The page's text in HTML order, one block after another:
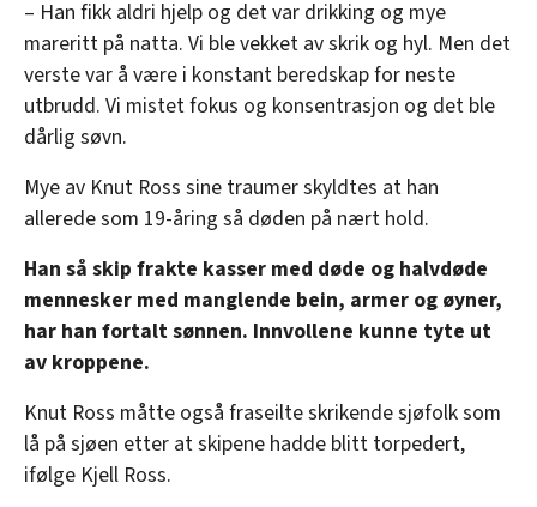
– Han fikk aldri hjelp og det var drikking og mye
mareritt på natta. Vi ble vekket av skrik og hyl. Men det
verste var å være i konstant beredskap for neste
utbrudd. Vi mistet fokus og konsentrasjon og det ble
dårlig søvn.
Mye av Knut Ross sine traumer skyldtes at han
allerede som 19-åring så døden på nært hold.
Han så skip frakte kasser med døde og halvdøde
mennesker med manglende bein, armer og øyner,
har han fortalt sønnen. Innvollene kunne tyte ut
av kroppene.
Knut Ross måtte også fraseilte skrikende sjøfolk som
lå på sjøen etter at skipene hadde blitt torpedert,
ifølge Kjell Ross.